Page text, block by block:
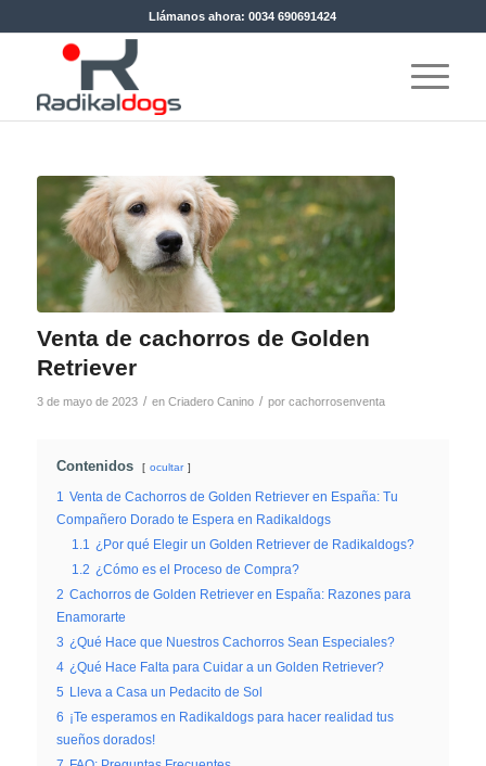
Llámanos ahora: 0034 690691424
Venta de cachorros de Golden
Retriever
3 de mayo de 2023 / en Criadero Canino / por cachorrosenventa
Contenidos ocultar
1
Venta de Cachorros de Golden Retriever en España: Tu
Compañero Dorado te Espera en Radikaldogs
1.1
¿Por qué Elegir un Golden Retriever de Radikaldogs?
1.2 ¿Cómo es el Proceso de Compra?
2 Cachorros de Golden Retriever en España: Razones para
Enamorarte
3 ¿Qué Hace que Nuestros Cachorros Sean Especiales?
4 ¿Qué Hace Falta para Cuidar a un Golden Retriever?
5 Lleva a Casa un Pedacito de Sol
6 ¡Te esperamos en Radikaldogs para hacer realidad tus
sueños dorados!